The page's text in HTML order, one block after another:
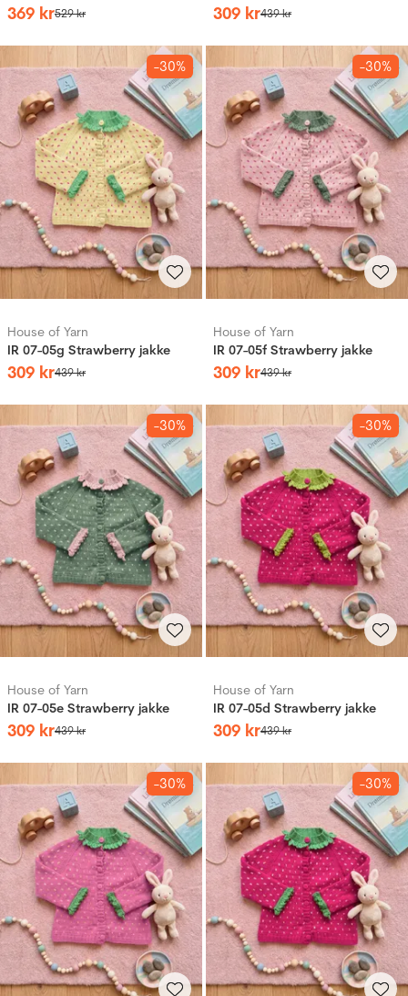
369 kr529kr 309 kr439kr
-30%
House of Yarn
IR 07-05g Strawberry jakke
309 kr439kr
-30%
House of Yarn
IR 07-05f Strawberry jakke
309 kr439kr
-30%
House of Yarn
IR 07-05e Strawberry jakke
309 kr439kr
-30%
House of Yarn
IR 07-05d Strawberry jakke
309 kr439kr
-30% -30%